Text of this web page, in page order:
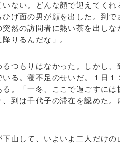
ない。どんな顔で迎えてく
げ面の男が顔を出した。到
突然の訪問者に熱い茶を出し
りるんだな」。
つもりはなかった。しかし、
る。寝不足のせいだ。１日
る。「一冬、ここで過ごすに
到は千代子の滞在を認めた
山して、いよいよ二人だけの